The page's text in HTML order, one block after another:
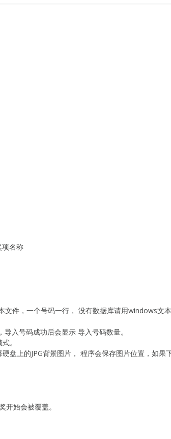
项名称
件，一个号码一行， 没有数据库请用windows文本
导入号码成功后会显示 导入号码数量。
。
盘上的JPG背景图片， 程序会保存图片位置，如果
始会被覆盖。